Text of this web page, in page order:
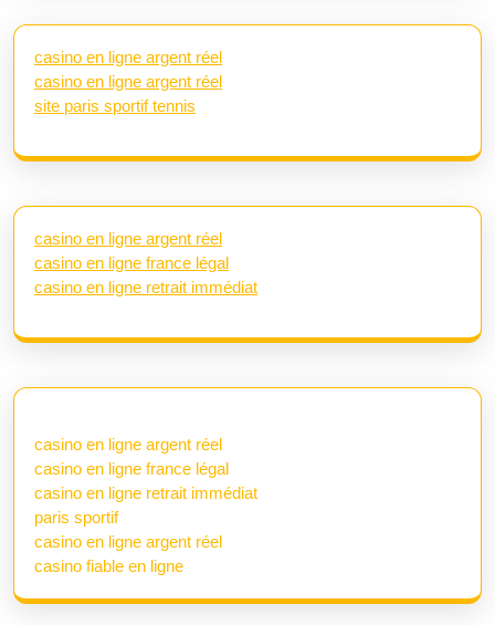
casino en ligne argent réel
casino en ligne argent réel
site paris sportif tennis
casino en ligne argent réel
casino en ligne france légal
casino en ligne retrait immédiat
casino en ligne argent réel
casino en ligne france légal
casino en ligne retrait immédiat
paris sportif
casino en ligne argent réel
casino fiable en ligne